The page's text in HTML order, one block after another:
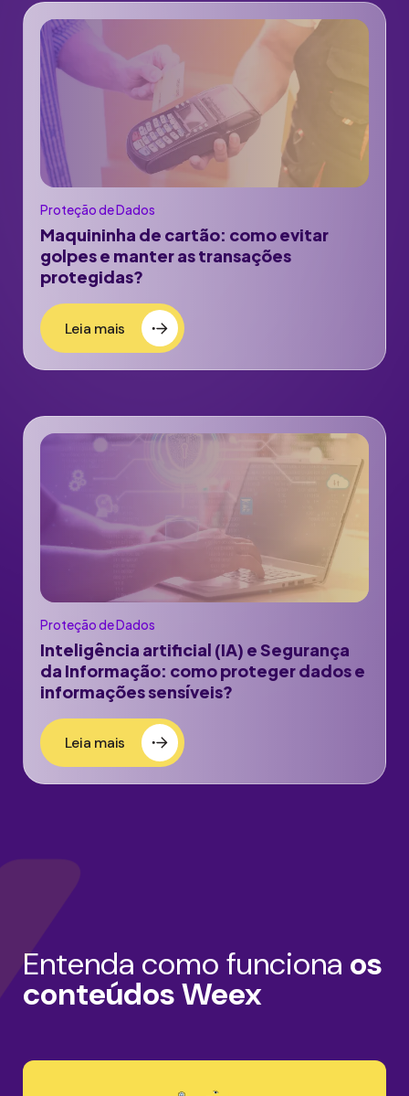
Proteção de Dados
Maquininha de cartão: como evitar
golpes e manter as transações
protegidas?
Leia mais
Proteção de Dados
Inteligência artificial (IA) e Segurança
da Informação: como proteger dados e
informações sensíveis?
Leia mais
Entenda como funciona os
conteúdos Weex